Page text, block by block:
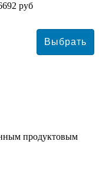
руб
продуктовым